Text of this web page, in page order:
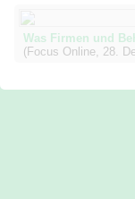
Was Firmen und
(Focus Online, 28.